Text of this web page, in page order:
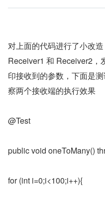
对上面的代码进行了小改
Receiver1 和 Receiver2，
印接收到的参数，下面是
察两个接收端的执行效果
@Test
public void oneToMany()
for (int i=0;i<100;i++){